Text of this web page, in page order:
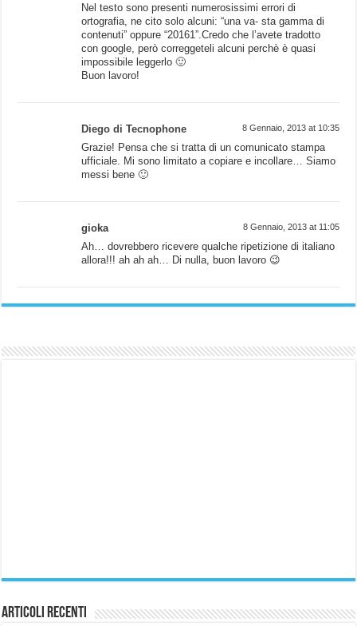
Nel testo sono presenti numerosissimi errori di
ortografia, ne cito solo alcuni: “una va- sta gamma di
contenuti” oppure “20161”.Credo che l’avete tradotto
con google, però correggeteli alcuni perchè è quasi
impossibile leggerlo 🙂
Buon lavoro!
Diego di Tecnophone 8 Gennaio, 2013 at 10:35
Grazie! Pensa che si tratta di un comunicato stampa
ufficiale. Mi sono limitato a copiare e incollare… Siamo
messi bene 🙂
gioka 8 Gennaio, 2013 at 11:05
Ah… dovrebbero ricevere qualche ripetizione di italiano
allora!!! ah ah ah… Di nulla, buon lavoro 😉
Articoli Recenti